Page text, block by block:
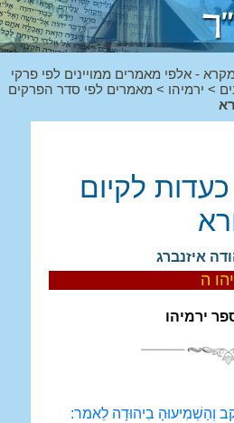
- אלפי מאמרים ממויינים לפי פרקי
> ירמיהו > מאמרים לפי סדר הפרקים
לקיום
איזנברג
ה
ירמיהו
וְהַשְׁמִיעוּהָ בִיהוּדָה לֵאמר: